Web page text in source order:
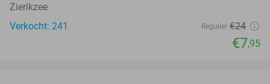
Zierikzee
Verkocht: 241
Regulier €24
€7,95